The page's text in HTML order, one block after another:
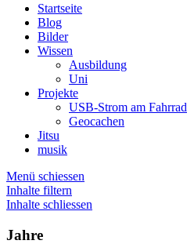
Startseite
Blog
Bilder
Wissen
Ausbildung
Uni
Projekte
USB-Strom am Fahrrad
Geocachen
Jitsu
musik
Menü schiessen
Inhalte filtern
Inhalte schliessen
Jahre